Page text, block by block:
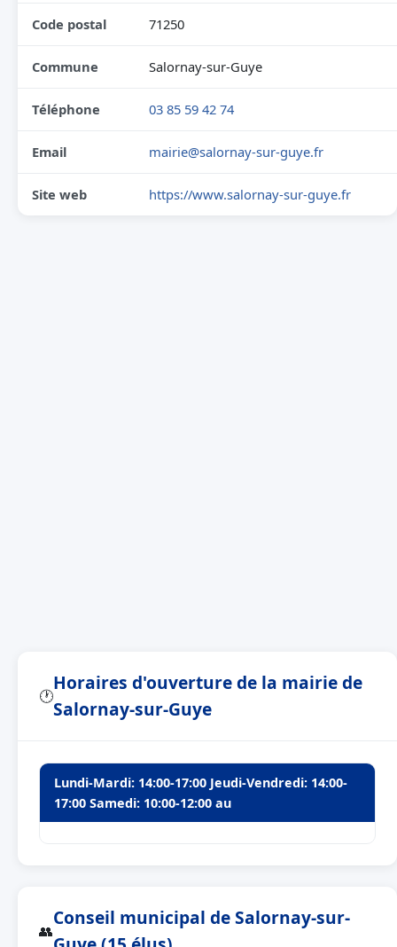
Code postal 71250
Commune Salornay-sur-Guye
Téléphone 03 85 59 42 74
Email mairie@salornay-sur-guye.fr
Site web https://www.salornay-sur-guye.fr
🕐
Horaires d'ouverture de la mairie de
Salornay-sur-Guye
Lundi-Mardi: 14:00-17:00 Jeudi-Vendredi: 14:00-
17:00 Samedi: 10:00-12:00 au
👥
Conseil municipal de Salornay-sur-